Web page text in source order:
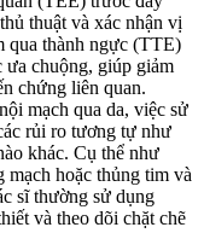
thuật và xác nhận vị
qua thành ngực (TTE)
ưa chuộng, giúp giảm
chứng liên quan.
mạch qua da, việc sử
rủi ro tương tự như
khác. Cụ thể như
hoặc thủng tim và
sĩ thường sử dụng
và theo dõi chặt chẽ